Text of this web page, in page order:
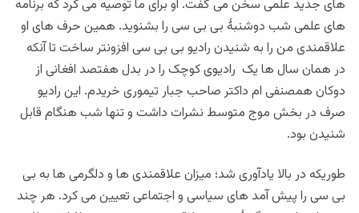
های جدید علمی سخن می گفت. او برای ما توصیه می کرد که برنامه
های علمی شب دوشنبۀ بی بی سی را بشنوید. همین حرف های او
علاقمندی من را به شنیدن رادیو بی بی سی افزونتر ساخت تا آنکه
در همان سال ها یک رادیوی کوچک را در بدل هفتصد افغانی از
دوکان همصنفی ام داکتر صاحب جبار تیموری خریدم. این رادیو
صرف در بخش موج متوسط نشرات داشت و تنها شب هنگام قابل
شنیدن بود.
طوریکه در بالا یادآوری شد؛ میزان علاقمندی ها و دلگرمی ها به بی
بی سی را پیش آمد های سیاسی و اجتماعی تعیین می کرد. هر چند